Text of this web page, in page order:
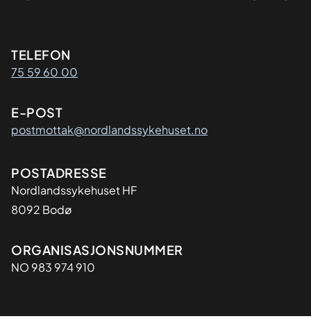
Kontaktinformasjon
TELEFON
75 59 60 00
E-POST
postmottak@nordlandssykehuset.no
Adresse
POSTADRESSE
Nordlandssykehuset HF
8092 Bodø
Organisasjon
ORGANISASJONSNUMMER
NO 983 974 910